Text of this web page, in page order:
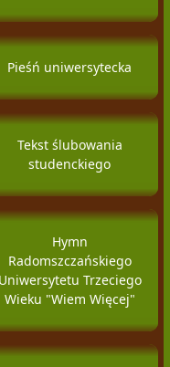
Pieśń uniwersytecka
Tekst ślubowania
studenckiego
Hymn
Radomszczańskiego
Trzeciego
Wieku "Wiem Więcej"